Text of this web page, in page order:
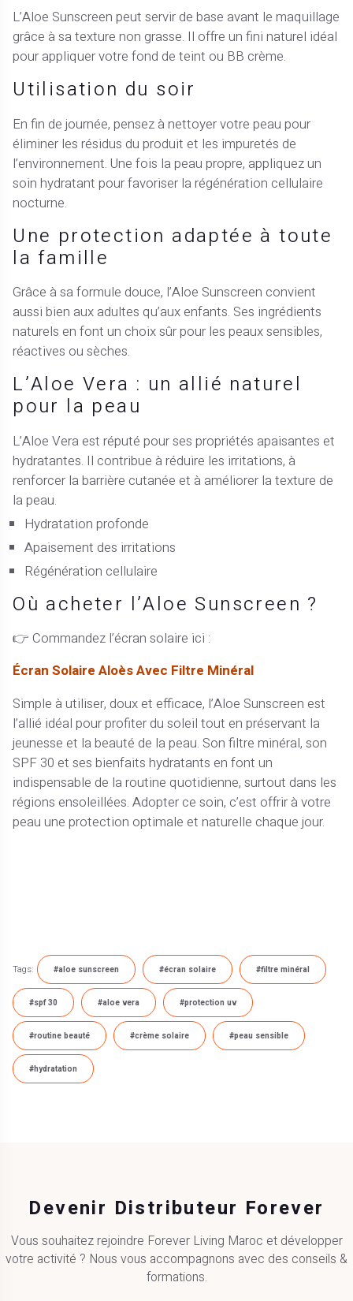
L’Aloe Sunscreen peut servir de base avant le maquillage
grâce à sa texture non grasse. Il offre un fini naturel idéal
pour appliquer votre fond de teint ou BB crème.
Utilisation du soir
En fin de journée, pensez à nettoyer votre peau pour
éliminer les résidus du produit et les impuretés de
l’environnement. Une fois la peau propre, appliquez un
soin hydratant pour favoriser la régénération cellulaire
nocturne.
Une protection adaptée à toute
la famille
Grâce à sa formule douce, l’Aloe Sunscreen convient
aussi bien aux adultes qu’aux enfants. Ses ingrédients
naturels en font un choix sûr pour les peaux sensibles,
réactives ou sèches.
L’Aloe Vera : un allié naturel
pour la peau
L’Aloe Vera est réputé pour ses propriétés apaisantes et
hydratantes. Il contribue à réduire les irritations, à
renforcer la barrière cutanée et à améliorer la texture de
la peau.
Hydratation profonde
Apaisement des irritations
Régénération cellulaire
Où acheter l’Aloe Sunscreen ?
👉 Commandez l’écran solaire ici :
Écran Solaire Aloès Avec Filtre Minéral
Simple à utiliser, doux et efficace, l’Aloe Sunscreen est
l’allié idéal pour profiter du soleil tout en préservant la
jeunesse et la beauté de la peau. Son filtre minéral, son
SPF 30 et ses bienfaits hydratants en font un
indispensable de la routine quotidienne, surtout dans les
régions ensoleillées. Adopter ce soin, c’est offrir à votre
peau une protection optimale et naturelle chaque jour.
Tags: #aloe sunscreen #écran solaire #filtre minéral
#spf 30 #aloe vera #protection uv
#routine beauté #crème solaire #peau sensible
#hydratation
Devenir Distributeur Forever
Vous souhaitez rejoindre Forever Living Maroc et développer
votre activité ? Nous vous accompagnons avec des conseils &
formations.